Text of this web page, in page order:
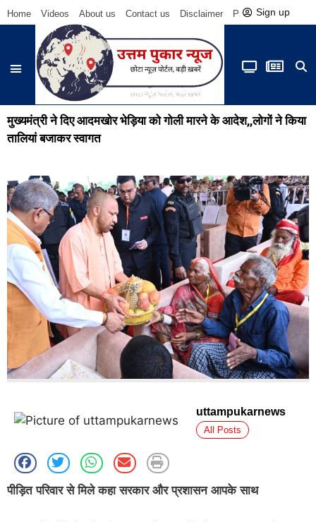
Home Videos About us Contact us Disclaimer Privacy Policy
Sign up
मुख्यमंत्री ने दिए आदमखोर भेड़िया को गोली मारने के आदेश,,लोगों ने किया
तालियां बजाकर स्वागत
uttampukarnews
All Posts
पीड़ित परिवार से मिले कहा सरकार और प्रशासन आपके साथ